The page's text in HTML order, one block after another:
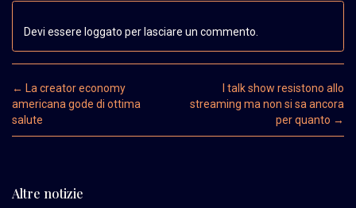
Devi essere loggato per lasciare un commento.
Post navigation
← La creator economy
americana gode di ottima
salute
I talk show resistono allo
streaming ma non si sa ancora
per quanto →
Altre notizie